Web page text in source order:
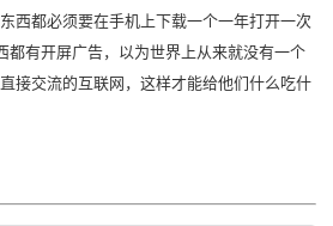
西都必须要在手机上下载一个一年打开一次
都有开屏广告，以为世界上从来就没有一个
接交流的互联网，这样才能给他们什么吃什